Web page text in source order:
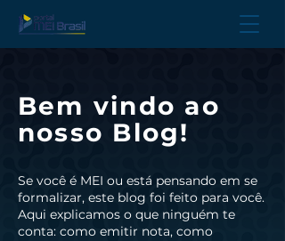
Bem vindo ao
nosso Blog!
Se você é MEI ou está pensando em se
formalizar, este blog foi feito para você.
Aqui explicamos o que ninguém te
conta: como emitir nota, como